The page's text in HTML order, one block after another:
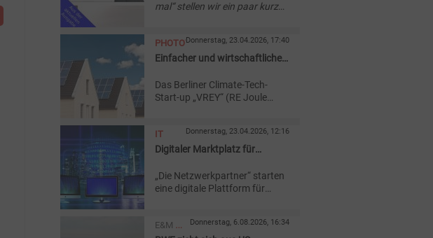
mal“ stellen wir ein paar kurze
Thema.
PHOTOVOLTAIK
Donnerstag, 23.04.2026, 17:40
Einfacher und wirtschaftlicher
Mietshaus
Das Berliner Climate-Tech-
Start-up „VREY“ (RE Joule
Höhe von 3,3 Millionen Euro
abgeschlossen.
IT Donnerstag, 23.04.2026, 12:16
Digitaler Marktplatz für
Energiewirtschaft
„Die Netzwerkpartner“ starten
eine digitale Plattform für
Eigenentwicklungen, Tools
E&M Donnerstag, 6.08.2026, 16:34